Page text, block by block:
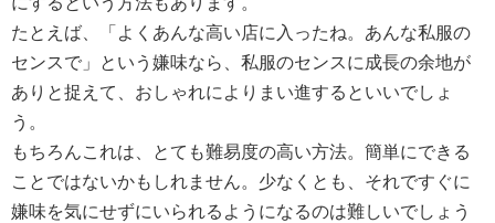
にするという方法もあります。
たとえば、「よくあんな高い店に入ったね。あんな私服の
センスで」という嫌味なら、私服のセンスに成長の余地が
ありと捉えて、おしゃれによりまい進するといいでしょ
う。
もちろんこれは、とても難易度の高い方法。簡単にできる
ことではないかもしれません。少なくとも、それですぐに
嫌味を気にせずにいられるようになるのは難しいでしょう